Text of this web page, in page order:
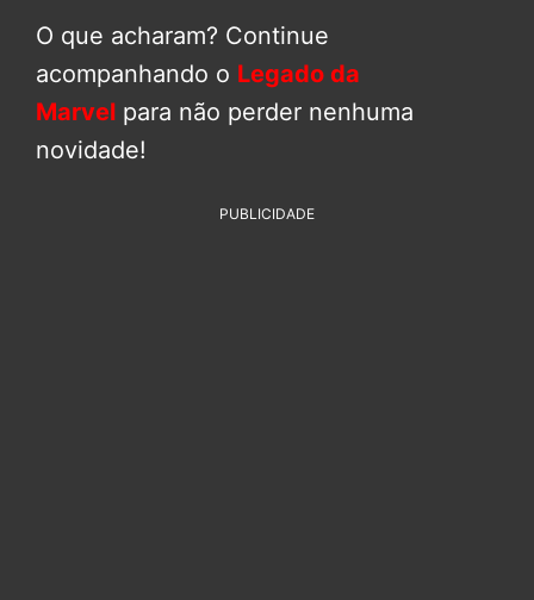
O que acharam? Continue
acompanhando o Legado da
Marvel para não perder nenhuma
novidade!
PUBLICIDADE